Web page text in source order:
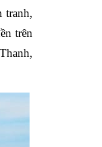
tranh,
trên